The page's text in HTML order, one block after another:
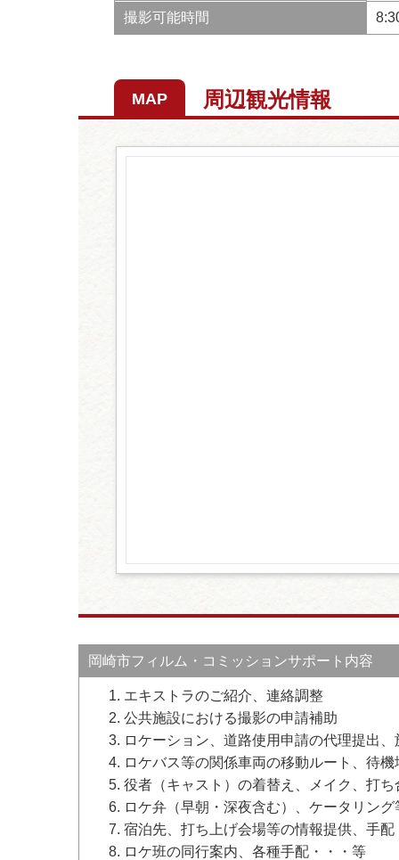
撮影可能時間
MAP 周辺観光情報
岡崎市フィルム・コミッションサポート内容
エキストラのご紹介、連絡調整
公共施設における撮影の申請補助
ロケーション、道路使用申請の代理提出
ロケバス等の関係車両の移動ルート、待
役者（キャスト）の着替え、メイク、打
ロケ弁（早朝・深夜含む）、ケータリン
宿泊先、打ち上げ会場等の情報提供、手配
ロケ班の同行案内、各種手配・・・等